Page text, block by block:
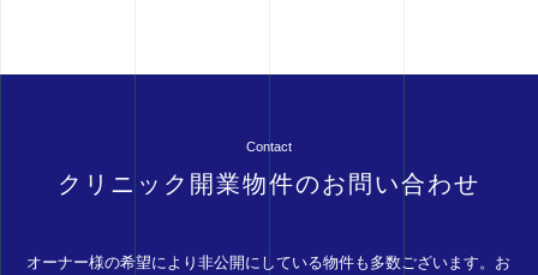
Contact
クリニック開業物件のお問い合わせ
オーナー様の希望により非公開にしている物件も多数ございます。お